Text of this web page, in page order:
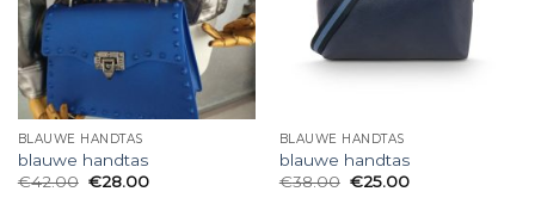
BLAUWE HANDTAS
blauwe handtas
€42.00 €28.00
BLAUWE HANDTAS
blauwe handtas
€38.00 €25.00